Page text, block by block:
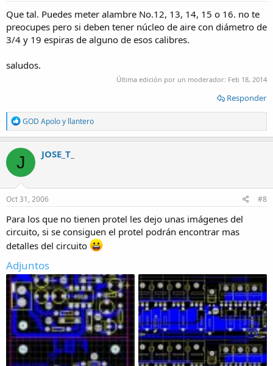
Que tal. Puedes meter alambre No.12, 13, 14, 15 o 16. no te
preocupes pero si deben tener núcleo de aire con diámetro de
3/4 y 19 espiras de alguno de esos calibres.
saludos.
Última edición por un moderador: Feb 18, 2014
Responder
R
e
a
c
t
i
o
n
s
GOD Apoloy llantero
J JOSE_T_
Oct 31, 2006 #8
Para los que no tienen protel les dejo unas imágenes del
circuito, si se consiguen el protel podrán encontrar mas
detalles del circuito
Adjuntos